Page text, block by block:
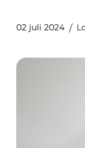
02 juli 2024